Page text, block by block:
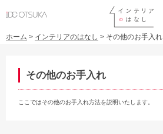
ホーム > インテリアのはなし > その他のお手入れ
その他のお手入れ
ここではその他のお手入れ方法を説明いたします。